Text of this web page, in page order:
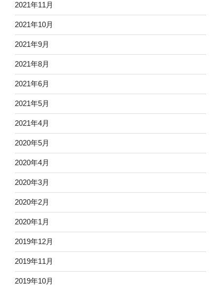
2021年11月
2021年10月
2021年9月
2021年8月
2021年6月
2021年5月
2021年4月
2020年5月
2020年4月
2020年3月
2020年2月
2020年1月
2019年12月
2019年11月
2019年10月